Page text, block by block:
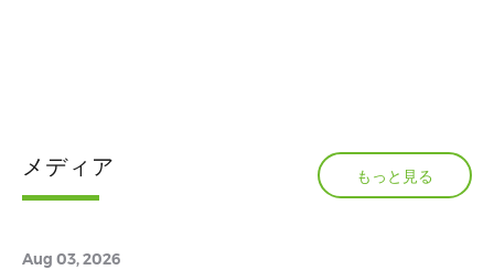
メディア もっと見る
Aug 03, 2026